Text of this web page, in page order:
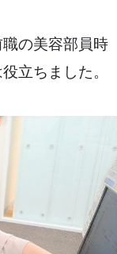
の美容部員時
立ちました。